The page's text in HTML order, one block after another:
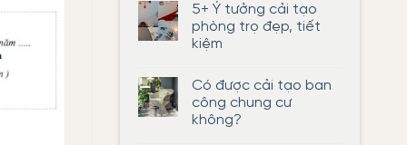
bình
luận
ở
JAMA
rỡ
kỷ
niệm
sinh
nhật
5+ Ý tưởng cải tạo
phòng trọ đẹp, tiết
kiệm
bình
luận
ở
5+
Có được cải tạo ban
công chung cư
không?